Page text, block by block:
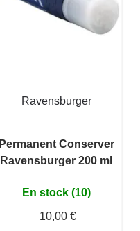
Ravensburger
Permanent Conserver
Ravensburger 200 ml
En stock (10)
10,00 €